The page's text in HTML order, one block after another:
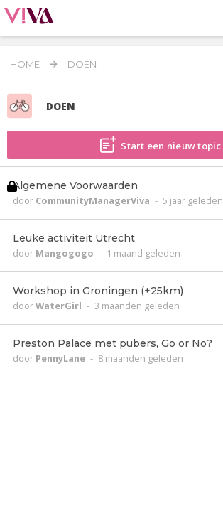
HOME DOEN
DOEN
Start een nieuw topic
Algemene Voorwaarden
door CommunityManagerViva - 5 jaar geleden
Leuke activiteit Utrecht
door Mangogogo - 1 maand geleden
Workshop in Groningen (+25km)
doorWaterGirl - 3 maanden geleden
Preston Palace met pubers, Go or No?
door PennyLane - 8 maanden geleden